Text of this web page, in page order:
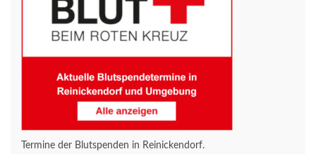
Termine der Blutspenden in Reinickendorf.